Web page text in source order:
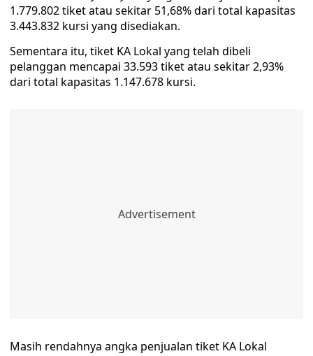
1.779.802 tiket atau sekitar 51,68% dari total kapasitas
3.443.832 kursi yang disediakan.
Sementara itu, tiket KA Lokal yang telah dibeli
pelanggan mencapai 33.593 tiket atau sekitar 2,93%
dari total kapasitas 1.147.678 kursi.
Masih rendahnya angka penjualan tiket KA Lokal